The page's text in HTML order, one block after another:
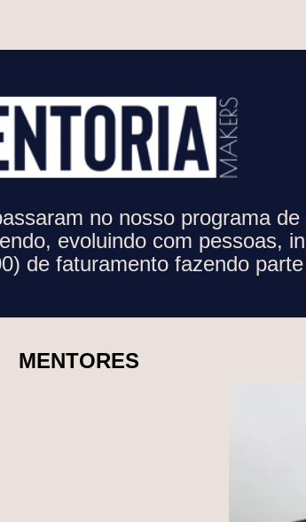
no nosso programa
evoluindo com pessoas,
de faturamento fazendo
MENTORES